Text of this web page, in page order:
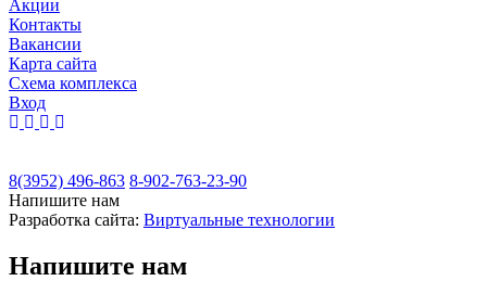
Акции
Контакты
Вакансии
Карта сайта
Cхема комплекса
Вход
8(3952) 496-863 8-902-763-23-90
Напишите нам
Разработка сайта: Виртуальные технологии
Напишите нам